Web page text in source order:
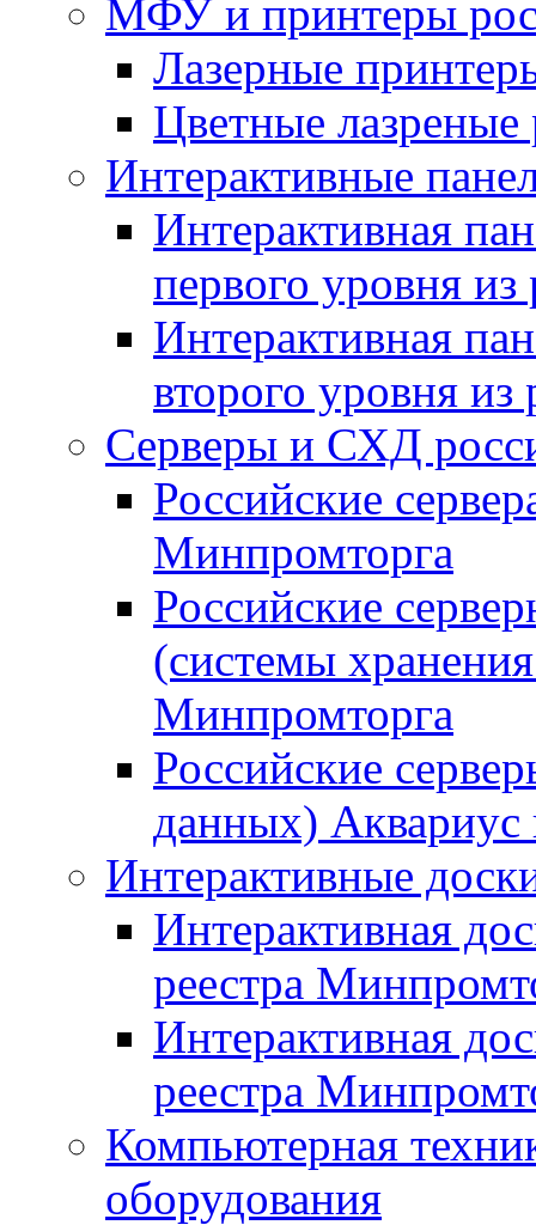
МФУ и принтеры
Лазерные
Цветные
Интерактивные
Интерактивная
первого уровня
Интерактивная
второго уровня
Серверы и СХД
Российские
Минпромторга
Российские
(системы
Минпромторга
Российские
данных) Аквариус
Интерактивные
Интерактивная
реестра
Интерактивная
реестра
Компьютерная
оборудования